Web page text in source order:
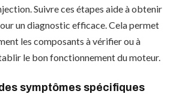
Suivre ces étapes aide à obtenir
un diagnostic efficace. Cela permet
les composants à vérifier ou à
le bon fonctionnement du moteur.
symptômes spécifiques